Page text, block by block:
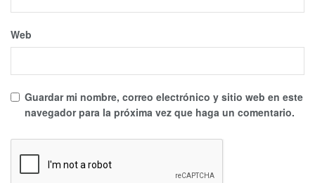
Web
Guardar mi nombre, correo electrónico y sitio web en este
navegador para la próxima vez que haga un comentario.